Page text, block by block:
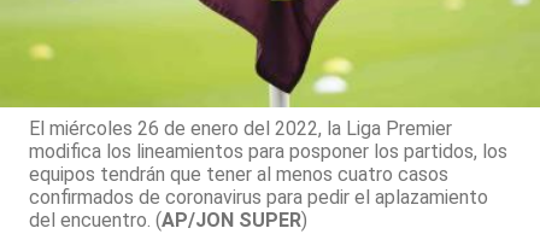
El miércoles 26 de enero del 2022, la Liga Premier
modifica los lineamientos para posponer los partidos, los
equipos tendrán que tener al menos cuatro casos
confirmados de coronavirus para pedir el aplazamiento
del encuentro. (AP/JON SUPER)